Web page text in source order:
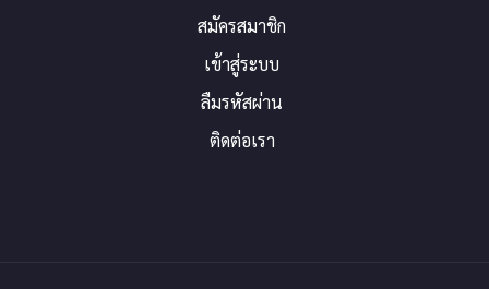
สมัครสมาชิก
เข้าสู่ระบบ
ลืมรหัสผ่าน
ติดต่อเรา